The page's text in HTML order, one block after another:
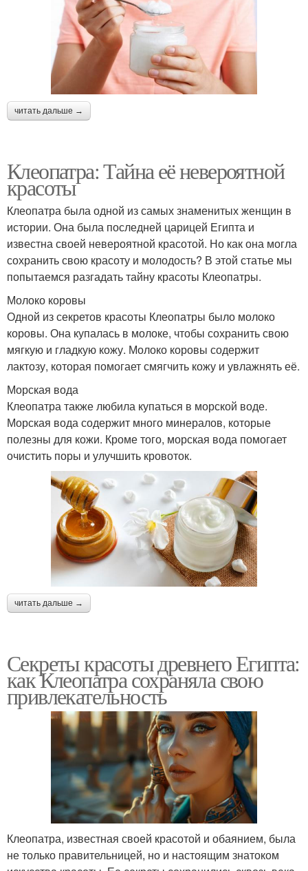
читать дальше →
Клеопатра: Тайна её невероятной
красоты
Клеопатра была одной из самых знаменитых женщин в
истории. Она была последней царицей Египта и
известна своей невероятной красотой. Но как она могла
сохранить свою красоту и молодость? В этой статье мы
попытаемся разгадать тайну красоты Клеопатры.
Молоко коровы
Одной из секретов красоты Клеопатры было молоко
коровы. Она купалась в молоке, чтобы сохранить свою
мягкую и гладкую кожу. Молоко коровы содержит
лактозу, которая помогает смягчить кожу и увлажнять её.
Морская вода
Клеопатра также любила купаться в морской воде.
Морская вода содержит много минералов, которые
полезны для кожи. Кроме того, морская вода помогает
очистить поры и улучшить кровоток.
читать дальше →
Секреты красоты древнего Египта:
как Клеопатра сохраняла свою
привлекательность
Клеопатра, известная своей красотой и обаянием, была
не только правительницей, но и настоящим знатоком